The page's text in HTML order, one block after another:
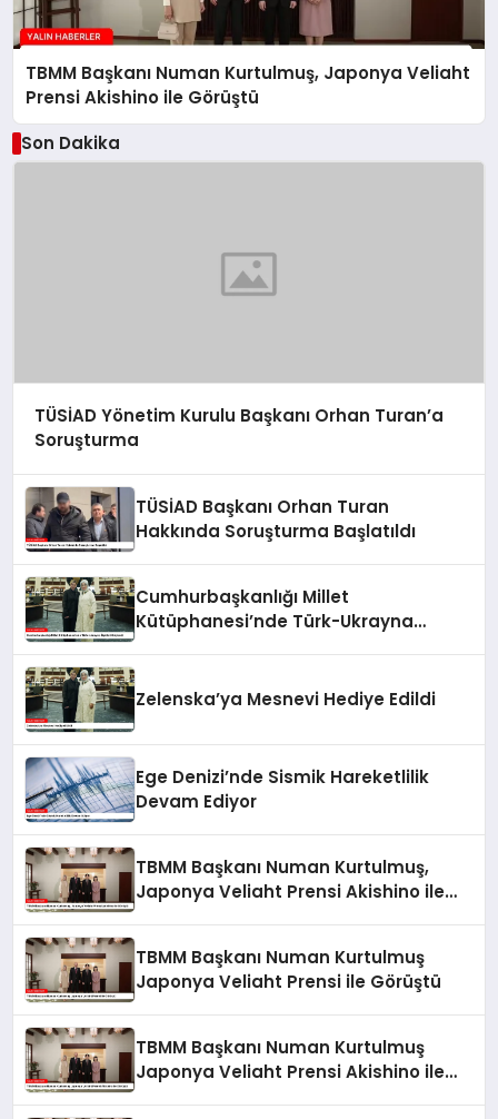
TBMM Başkanı Numan Kurtulmuş, Japonya Veliaht
Prensi Akishino ile Görüştü
Son Dakika
TÜSİAD Yönetim Kurulu Başkanı Orhan Turan’a
Soruşturma
TÜSİAD Başkanı Orhan Turan
Hakkında Soruşturma Başlatıldı
Cumhurbaşkanlığı Millet
Kütüphanesi’nde Türk-Ukrayna
Zelenska’ya Mesnevi Hediye Edildi
Ege Denizi’nde Sismik Hareketlilik
Devam Ediyor
TBMM Başkanı Numan Kurtulmuş,
Japonya Veliaht Prensi Akishino ile
TBMM Başkanı Numan Kurtulmuş
Japonya Veliaht Prensi ile Görüştü
TBMM Başkanı Numan Kurtulmuş
Japonya Veliaht Prensi Akishino ile